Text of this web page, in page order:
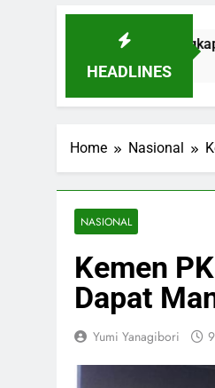
HEADLINES
AAP Rocky Ungkap Album
Home Nasional
NASIONAL
Kemen
Dapat
Yumi Yanagibori